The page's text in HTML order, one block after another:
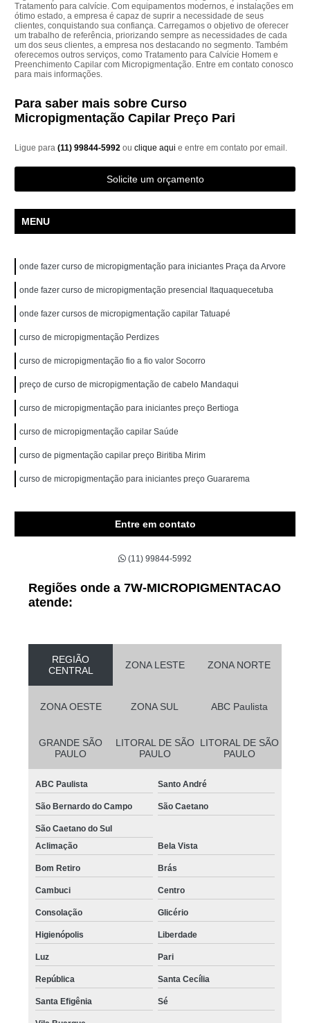
Tratamento para calvície. Com equipamentos modernos, e instalações em
ótimo estado, a empresa é capaz de suprir a necessidade de seus
clientes, conquistando sua confiança. Carregamos o objetivo de oferecer
um trabalho de referência, priorizando sempre as necessidades de cada
um dos seus clientes, a empresa nos destacando no segmento. Também
oferecemos outros serviços, como Tratamento para Calvície Homem e
Preenchimento Capilar com Micropigmentação. Entre em contato conosco
para mais informações.
Para saber mais sobre Curso
Micropigmentação Capilar Preço Pari
Ligue para(11) 99844-5992ouclique aqui e entre em contato por email.
Solicite um orçamento
MENU
onde fazer curso de micropigmentação para iniciantes Praça da Arvore
onde fazer curso de micropigmentação presencial Itaquaquecetuba
onde fazer cursos de micropigmentação capilar Tatuapé
curso de micropigmentação Perdizes
curso de micropigmentação fio a fio valor Socorro
preço de curso de micropigmentação de cabelo Mandaqui
curso de micropigmentação para iniciantes preço Bertioga
curso de micropigmentação capilar Saúde
curso de pigmentação capilar preço Biritiba Mirim
curso de micropigmentação para iniciantes preço Guararema
Entre em contato
(11) 99844-5992
Regiões onde a 7W-MICROPIGMENTACAO
atende:
REGIÃO
CENTRAL
ZONA LESTE ZONA NORTE
ZONA OESTE ZONA SUL ABC Paulista
GRANDE SÃO
PAULO
LITORAL DE SÃO
PAULO
LITORAL DE SÃO
PAULO
ABC Paulista Santo André
São Bernardo do Campo São Caetano
São Caetano do Sul
Aclimação
Bela Vista
Bom Retiro Brás
Cambuci Centro
Consolação Glicério
Higienópolis Liberdade
Luz Pari
República Santa Cecília
Santa Efigênia Sé